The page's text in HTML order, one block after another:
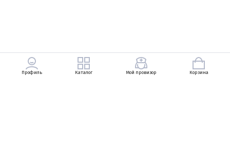
Профиль Каталог Мой провизор Корзина